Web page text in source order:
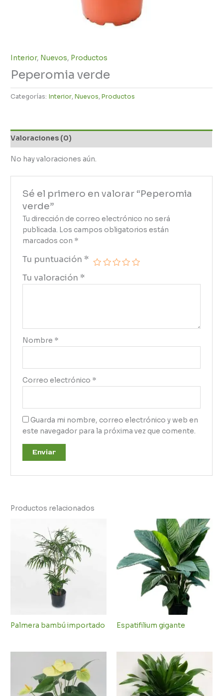
Interior, Nuevos, Productos
Peperomia verde
Categorías: Interior,Nuevos,Productos
Valoraciones (0)
No hay valoraciones aún.
Sé el primero en valorar “Peperomia
verde”
Tu dirección de correo electrónico no será
publicada. Los campos obligatorios están
marcados con *
Tu puntuación *
Tu valoración *
Nombre *
Correo electrónico *
Guarda mi nombre, correo electrónico y web en
este navegador para la próxima vez que comente.
Productos relacionados
Palmera bambú importado Espatifilium gigante